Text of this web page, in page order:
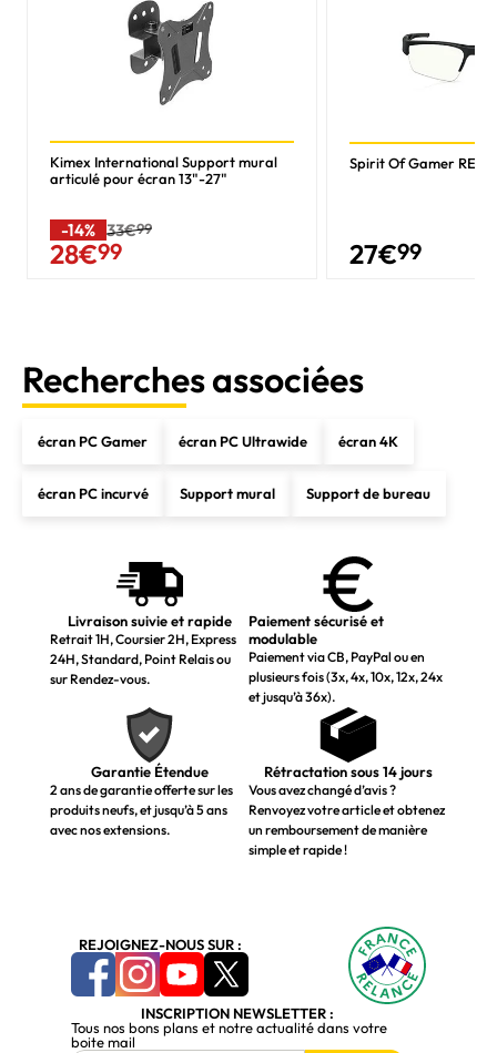
Kimex International Support mural
articulé pour écran 13"-27"
-14% 33€99
28€99
Spirit Of Gamer
27€99
Recherches associées
écran PC Gamer écran PC Ultrawide écran 4K
écran PC incurvé Support mural Support de bureau
Livraison suivie et rapide
Retrait 1H, Coursier 2H, Express
24H, Standard, Point Relais ou
sur Rendez-vous.
Paiement sécurisé et
modulable
Paiement via CB, PayPal ou en
plusieurs fois (3x, 4x, 10x, 12x, 24x
et jusqu’à 36x).
Garantie Étendue
2 ans de garantie offerte sur les
produits neufs, et jusqu’à 5 ans
avec nos extensions.
Rétractation sous 14 jours
Vous avez changé d’avis ?
Renvoyez votre article et obtenez
un remboursement de manière
simple et rapide !
REJOIGNEZ-NOUS SUR :
INSCRIPTION NEWSLETTER :
Tous nos bons plans et notre actualité dans votre
boite mail